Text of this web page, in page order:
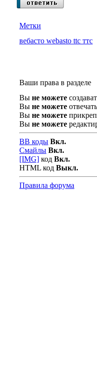
Метки
вебасто webasto ttc ттс
Ваши права в разделе
Вы не можете
Вы не можете
Вы не можете
Вы не можете
BB коды Вкл.
Смайлы Вкл.
[IMG] код Вкл.
HTML код Выкл.
Правила форума